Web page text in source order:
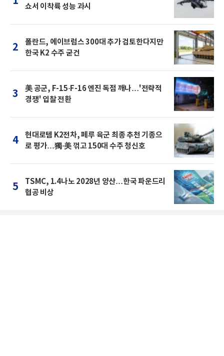
쇼서 이착륙 성능 과시
2
폴란드, 에이브럼스 300대 추가 검토한다지만
한국 K2 수주 굳건
3
美 공군, F-15·F-16 엔진 독점 깨나…'전략적
경쟁' 입찰 전환
4
현대로템 K2전차, 페루 육군 최종 추천 기종으
로 평가…獨·美 꺾고 150대 수주 청신호
5
TSMC, 1.4나노 2028년 양산…한국 파운드리
협공 비상